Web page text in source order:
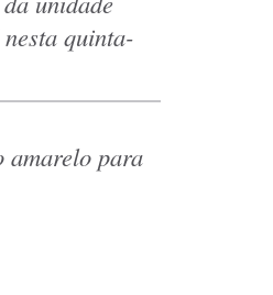
quinta-
amarelo para